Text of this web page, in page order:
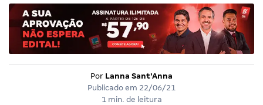
Por Lanna Sant'Anna
Publicado em 22/06/21
1 min. de leitura